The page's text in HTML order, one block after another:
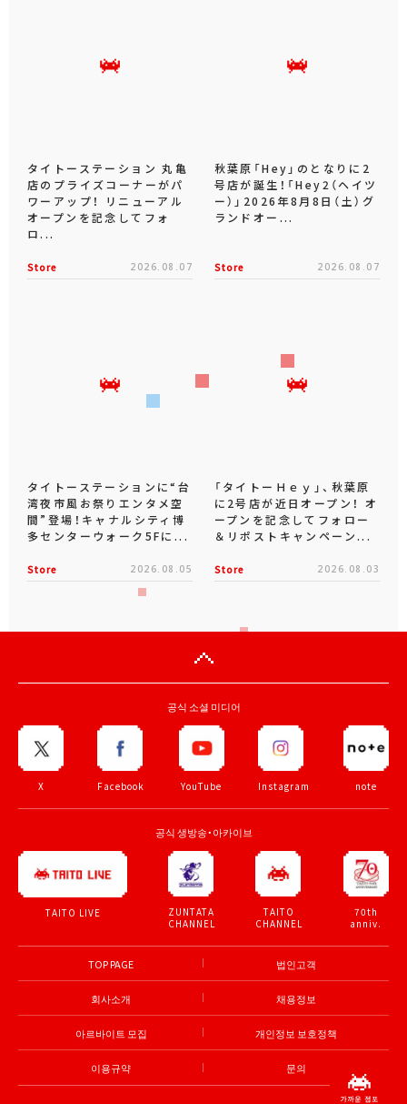
タイトーステーション 丸亀
店のプライズコーナーがパ
ワーアップ！ リニューアル
オープンを記念してフォ
ロ...
Store 2026.08.07
秋葉原「Hey」のとなりに2
号店が誕生！「Hey2（ヘイツ
ー）」2026年8月8日（土）グ
ランドオー...
Store 2026.08.07
タイトーステーションに“台
湾夜市風お祭りエンタメ空
間”登場！キャナルシティ博
多センターウォーク5Fに...
Store 2026.08.05
「タイトーＨｅｙ」、秋葉原
に2号店が近日オープン！ オ
ープンを記念してフォロー
＆リポストキャンペーン...
Store 2026.08.03
공식 소셜 미디어
X Facebook YouTube Instagram note
공식 생방송・아카이브
TAITO LIVE
ZUNTATA
CHANNEL
TAITO
CHANNEL
70th
anniv.
TOP PAGE 법인고객
회사소개 채용정보
아르바이트 모집 개인정보 보호정책
이용규약 문의